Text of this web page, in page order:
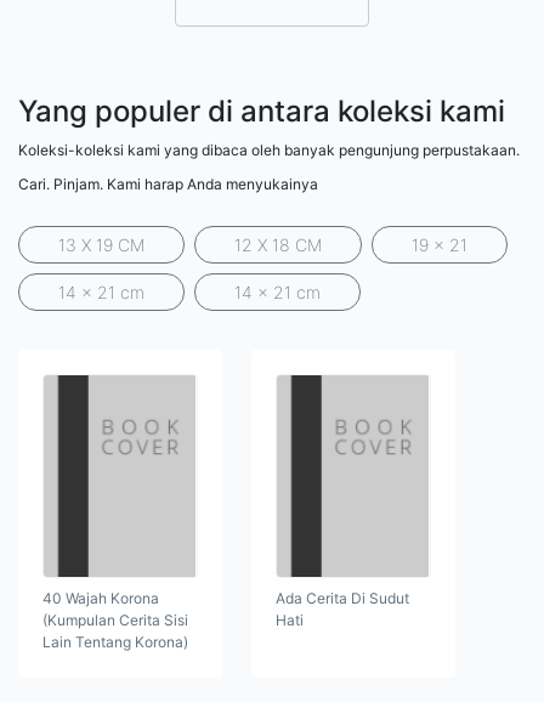
Yang populer di antara koleksi kami
Koleksi-koleksi kami yang dibaca oleh banyak pengunjung perpustakaan.
Cari. Pinjam. Kami harap Anda menyukainya
13 X 19 CM 12 X 18 CM 19 x 21
14 x 21 cm 14 x 21 cm
40 Wajah Korona
(Kumpulan Cerita Sisi
Lain Tentang Korona)
Ada Cerita Di Sudut
Hati